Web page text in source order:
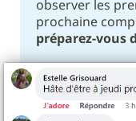
observer les
prochaine
préparez-vous